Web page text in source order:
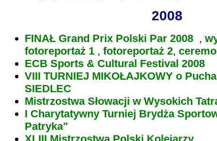
2008
FINAŁ Grand Prix Polski Par 2008 ,
fotoreportaż 1 , fotoreportaż 2,
ECB Sports & Cultural Festival 2008
VIII TURNIEJ MIKOŁAJKOWY o
SIEDLEC
Mistrzostwa Słowacji w Wysokich
I Charytatywny Turniej Brydża
Patryka"